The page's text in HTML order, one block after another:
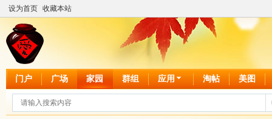
设为首页 收藏本站
门户 广场 家园 群组 应用 淘帖 美图